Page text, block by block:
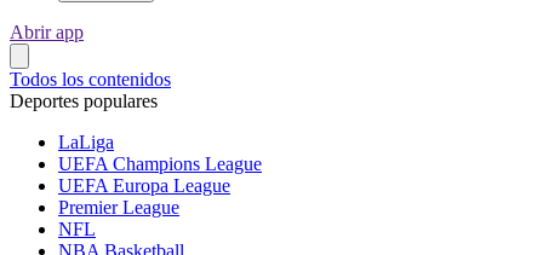
Abrir app
Todos los contenidos
Deportes populares
LaLiga
UEFA Champions League
UEFA Europa League
Premier League
NFL
NBA Basketball